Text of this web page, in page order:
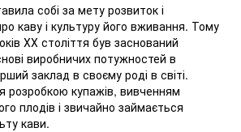
собі за мету розвиток і
каву і культуру його вживання. Тому
ХХ століття був заснований
виробничих потужностей в
заклад в своєму роді в світі.
розробкою купажів, вивченням
плодів і звичайно займається
кави.